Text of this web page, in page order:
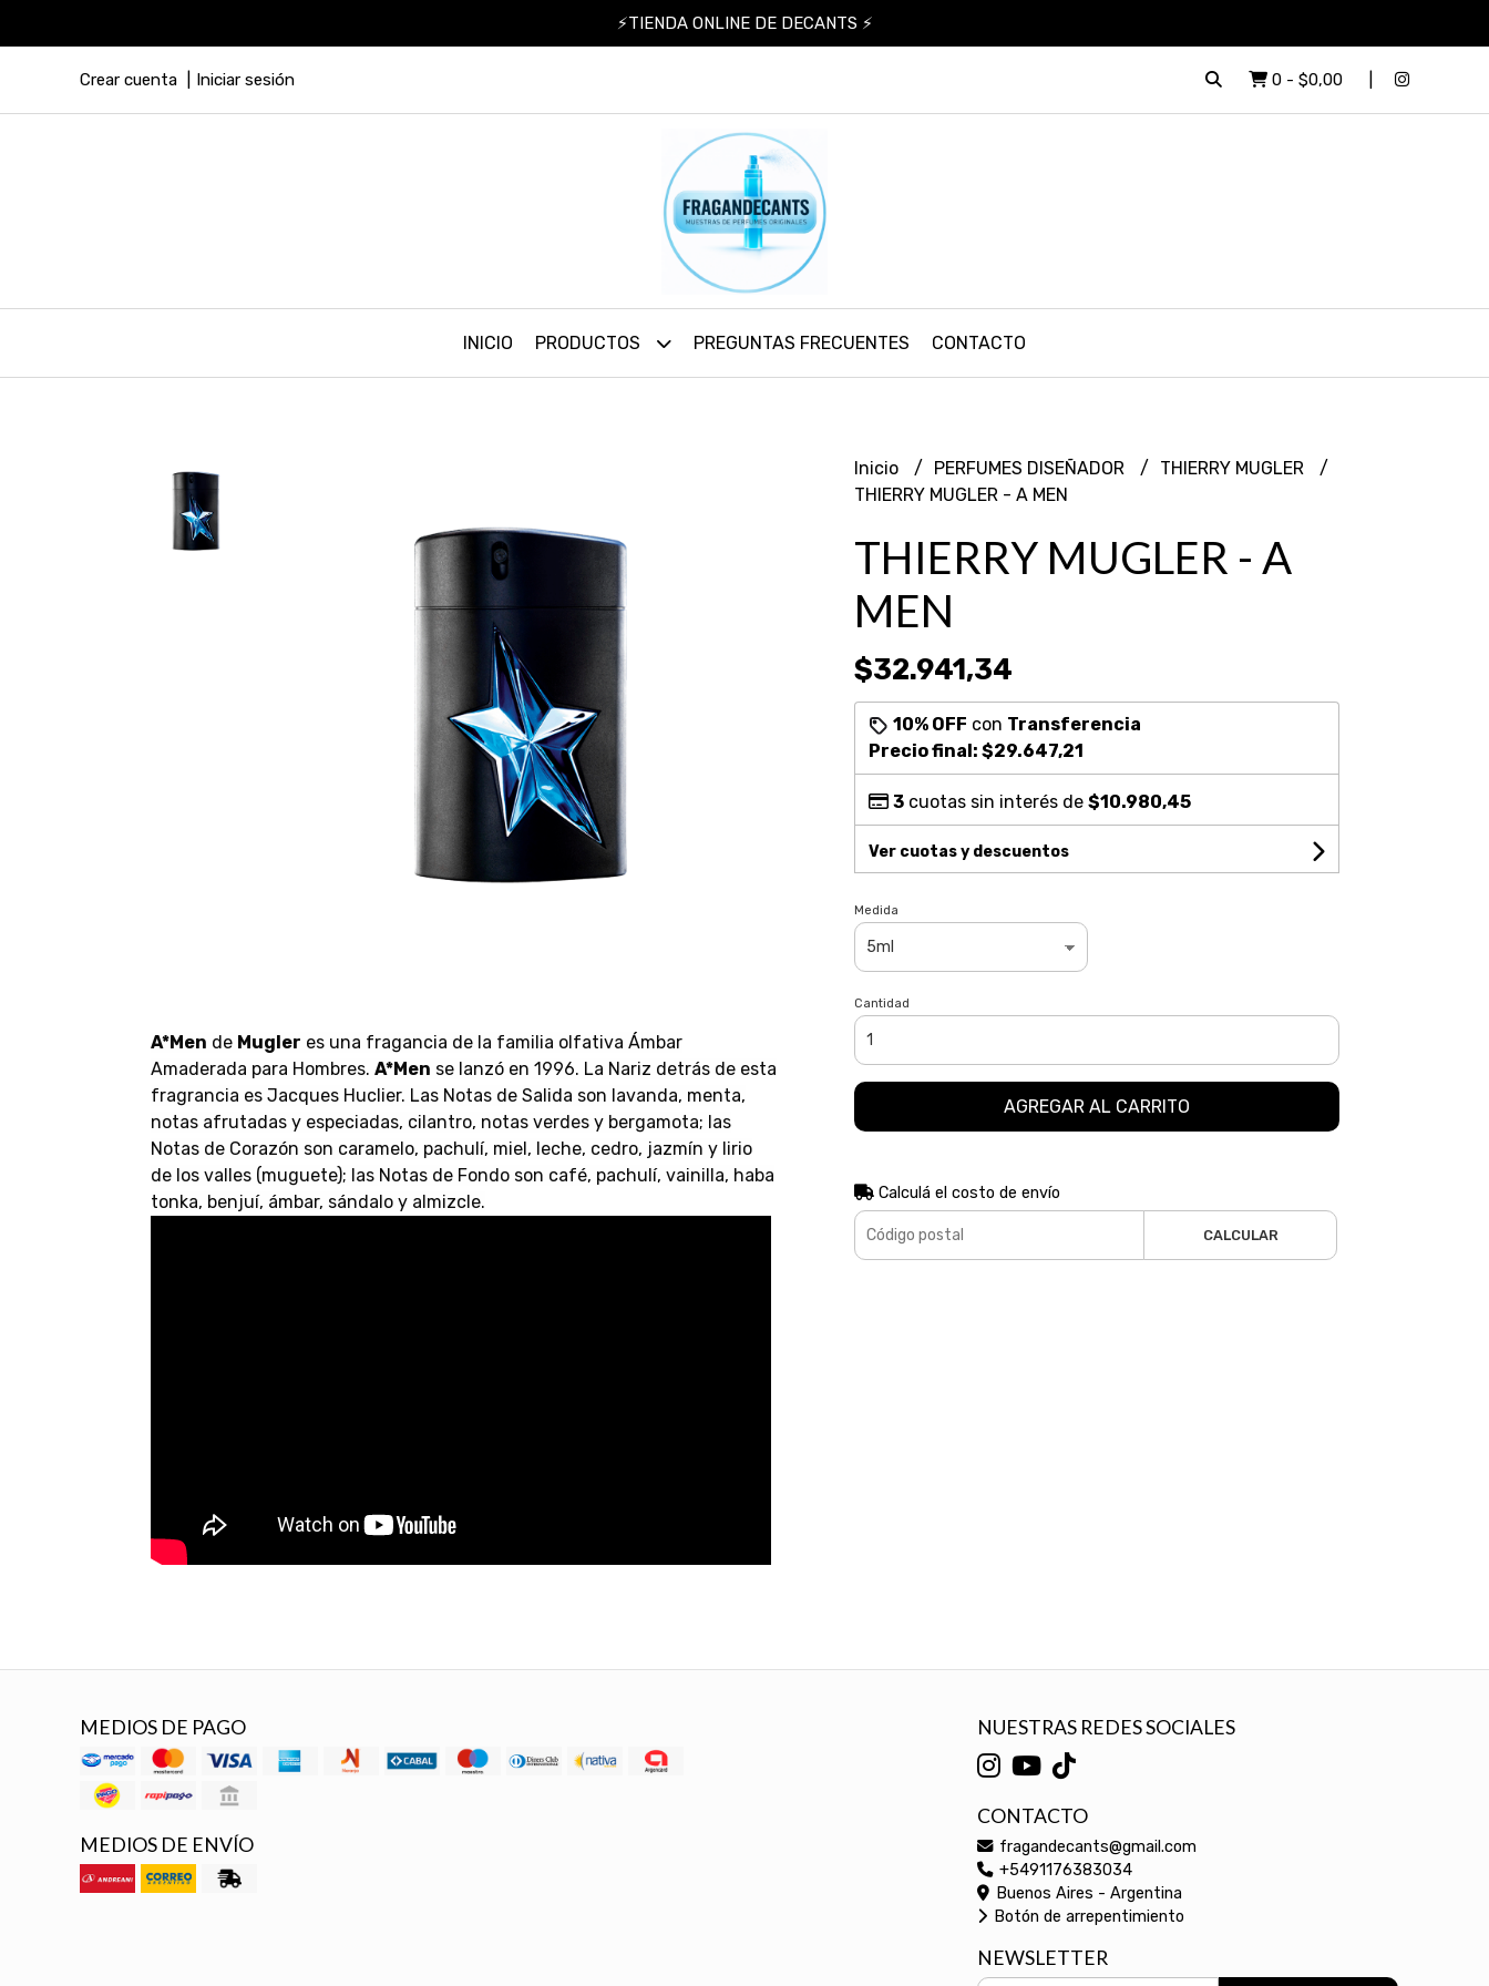
⚡TIENDA ONLINE DE DECANTS ⚡
Crear cuenta Iniciar sesión 0 - $0,00
INICIO PRODUCTOS PREGUNTAS FRECUENTES CONTACTO
A*Men de Mugler es una fragancia de la familia olfativa Ámbar
Amaderada para Hombres. A*Men se lanzó en 1996. La Nariz detrás de esta
fragrancia es Jacques Huclier. Las Notas de Salida son lavanda, menta,
notas afrutadas y especiadas, cilantro, notas verdes y bergamota; las
Notas de Corazón son caramelo, pachulí, miel, leche, cedro, jazmín y lirio
de los valles (muguete); las Notas de Fondo son café, pachulí, vainilla, haba
tonka, benjuí, ámbar, sándalo y almizcle.
Inicio PERFUMES DISEÑADOR
THIERRY MUGLER
THIERRY MUGLER - A MEN
THIERRY MUGLER - A
MEN
$32.941,34
10% OFF con Transferencia
Precio final: $29.647,21
3cuotas sin interés de $10.980,45
Ver cuotas y descuentos
Medida
Cantidad
AGREGAR AL CARRITO
Calculá el costo de envío
CALCULAR
MEDIOS DE PAGO
MEDIOS DE ENVÍO
NUESTRAS REDES SOCIALES
CONTACTO
fragandecants@gmail.com
+5491176383034
Buenos Aires - Argentina
Botón de arrepentimiento
NEWSLETTER